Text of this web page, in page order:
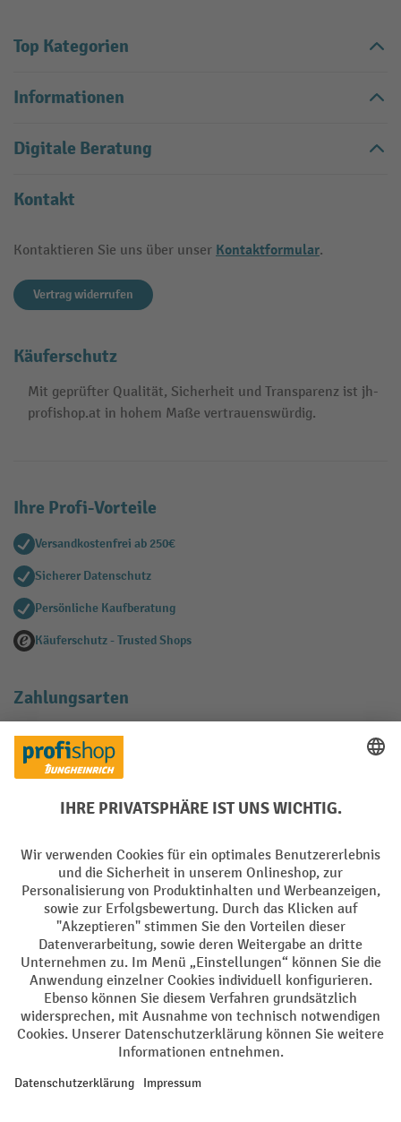
Top Kategorien
Informationen
Digitale Beratung
Kontakt
Kontaktieren Sie uns über unser Kontaktformular.
Vertrag widerrufen
Käuferschutz
Mit geprüfter Qualität, Sicherheit und Transparenz ist jh-
profishop.at in hohem Maße vertrauenswürdig.
Ihre Profi-Vorteile
Versandkostenfrei ab 250€
Sicherer Datenschutz
Persönliche Kaufberatung
Käuferschutz - Trusted Shops
Zahlungsarten
Creditcard (Master)
Facebook
YouTube
LinkedIn
Instagram
AGB Impressum Datenschutz
Barrierefreiheit Privacy Settings
Alle Preise exkl. gesetzl. Mehrwertsteuer zzgl.Versandkosten und ggf.
Nachnahmegebühren, wenn nicht anders angegeben.
¹ Der Rabatt gilt so lange der Vorrat reicht. Der Rabatt gilt nicht auf